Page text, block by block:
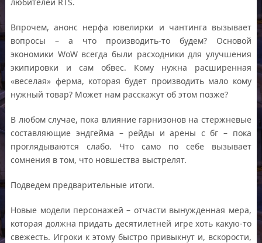
Впрочем, анонс нерфа ювелирки и чантинга вызывает
вопросы – а что производить-то будем? Основой
экономики WoW всегда были расходники для улучшения
экипировки и сам обвес. Кому нужна расширенная
«веселая» ферма, которая будет производить мало кому
нужный товар? Может нам расскажут об этом позже?
В любом случае, пока влияние гарнизонов на стержневые
составляющие эндгейма – рейды и арены с бг – пока
проглядываются слабо. Что само по себе вызывает
сомнения в том, что новшества выстрелят.
Подведем предварительные итоги.
Новые модели персонажей – отчасти вынужденная мера,
которая должна придать десятилетней игре хоть какую-то
свежесть. Игроки к этому быстро привыкнут и, вскорости,